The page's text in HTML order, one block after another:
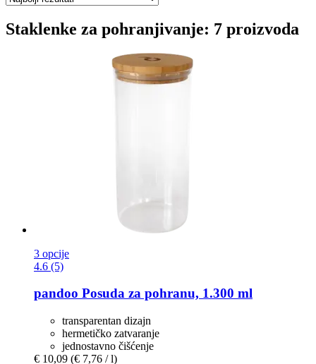
Staklenke za pohranjivanje: 7 proizvoda
3 opcije
4.6 (5)
pandoo Posuda za pohranu, 1.300 ml
transparentan dizajn
hermetičko zatvaranje
jednostavno čišćenje
€ 10,09 (€ 7,76 / l)